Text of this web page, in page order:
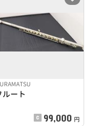
ルート
99,000 円